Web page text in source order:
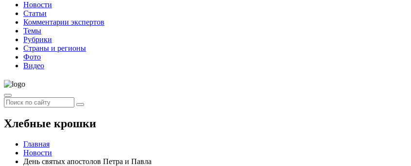
Новости
Статьи
Комментарии экспертов
Темы
Рубрики
Страны и регионы
Фото
Видео
Хлебные крошки
Главная
Новости
День святых апостолов Петра и Павла